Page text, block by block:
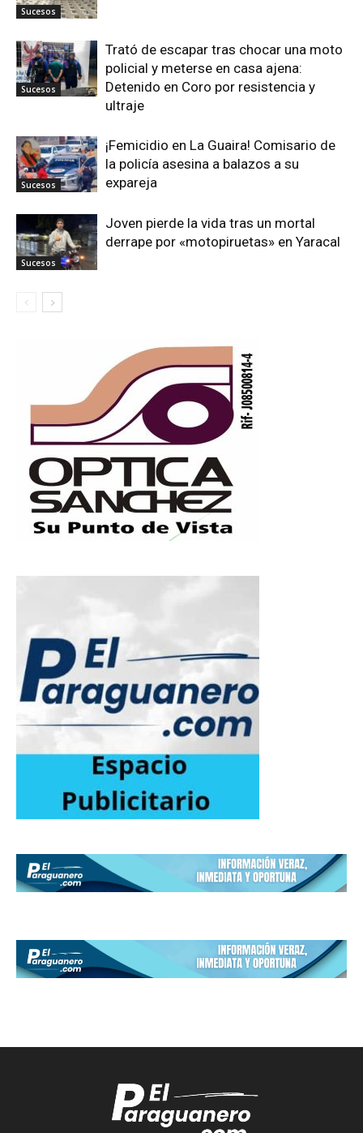
Sucesos
Sucesos
Trató de escapar tras chocar una moto
policial y meterse en casa ajena:
Detenido en Coro por resistencia y
ultraje
Sucesos
¡Femicidio en La Guaira! Comisario de
la policía asesina a balazos a su
expareja
Sucesos
Joven pierde la vida tras un mortal
derrape por «motopiruetas» en Yaracal